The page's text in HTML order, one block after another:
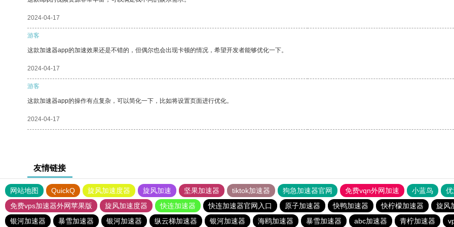
2024-04-17
游客
这款加速器app的加速效果还是不错的，但偶尔也会出现卡顿的情况，希望开发者能够优化一下。
2024-04-17
游客
这款加速器app的操作有点复杂，可以简化一下，比如将设置页面进行优化。
2024-04-17
友情链接
网站地图 QuickQ 旋风加速度器 旋风加速 坚果加速器 tiktok加速器 狗急加速器官网 免费vqn外网加速 小蓝鸟
免费vps加速器外网苹果版
旋风加速度器 快连加速器 快连加速器官网入口 原子加速器 快鸭加速器 快柠檬加速器
旋风
银河加速器
暴雪加速器 银河加速器 纵云梯加速器 银河加速器 海鸥加速器 暴雪加速器 abc加速器 青柠加速器